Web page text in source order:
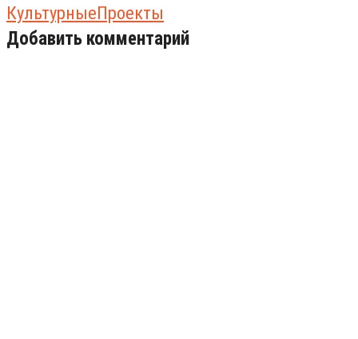
КультурныеПроекты
Добавить комментарий